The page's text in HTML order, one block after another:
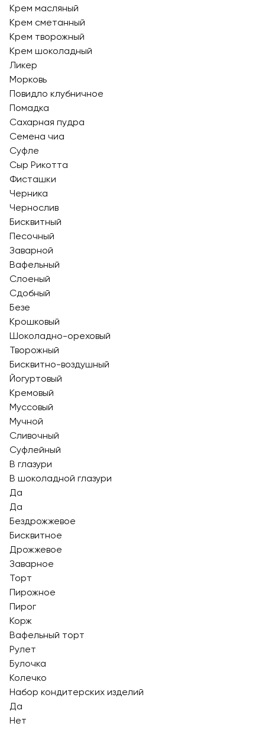
Крем масляный
Крем сметанный
Крем творожный
Крем шоколадный
Ликер
Морковь
Повидло клубничное
Помадка
Сахарная пудра
Семена чиа
Суфле
Сыр Рикотта
Фисташки
Черника
Чернослив
Бисквитный
Песочный
Заварной
Вафельный
Слоеный
Сдобный
Безе
Крошковый
Шоколадно-ореховый
Творожный
Бисквитно-воздушный
Йогуртовый
Кремовый
Муссовый
Мучной
Сливочный
Суфлейный
В глазури
В шоколадной глазури
Да
Да
Бездрожжевое
Бисквитное
Дрожжевое
Заварное
Торт
Пирожное
Пирог
Корж
Вафельный торт
Рулет
Булочка
Колечко
Набор кондитерских изделий
Да
Нет